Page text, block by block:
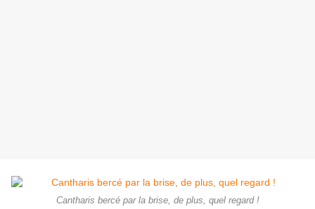
Cantharis bercé par la brise, de plus, quel regard !